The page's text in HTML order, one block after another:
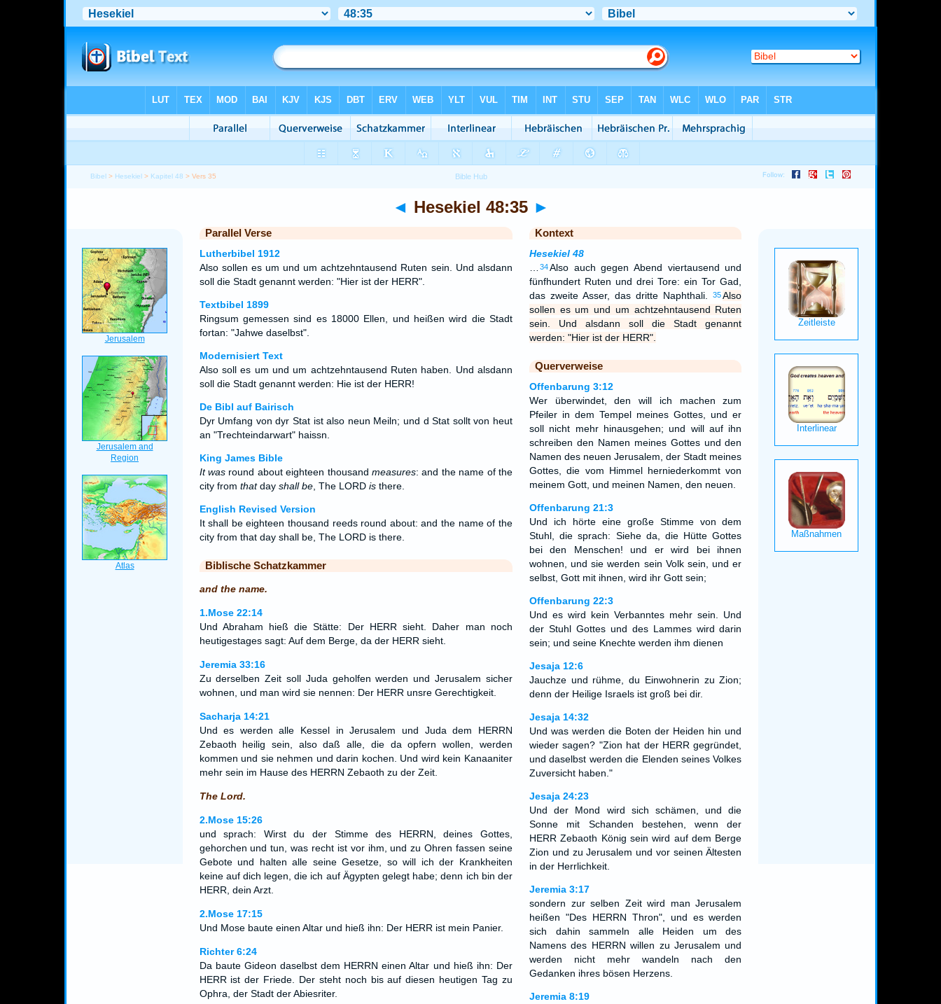
Bibel > Hesekiel > Kapitel 48 > Vers 35
◄ Hesekiel 48:35 ►
Parallel Verse
Lutherbibel 1912
Also sollen es um und um achtzehntausend Ruten sein. Und alsdann
soll die Stadt genannt werden: "Hier ist der HERR".
Textbibel 1899
Ringsum gemessen sind es 18000 Ellen, und heißen wird die Stadt
fortan: "Jahwe daselbst".
Modernisiert Text
Also soll es um und um achtzehntausend Ruten haben. Und alsdann
soll die Stadt genannt werden: Hie ist der HERR!
De Bibl auf Bairisch
Dyr Umfang von dyr Stat ist also neun Meiln; und d Stat sollt von heut
an "Trechteindarwart" haissn.
King James Bible
It wasround about eighteen thousand measures: and the name of the
city from thatday shall be, The LORD isthere.
English Revised Version
It shall be eighteen thousand reeds round about: and the name of the
city from that day shall be, The LORD is there.
Biblische Schatzkammer
and the name.
1.Mose 22:14
Und Abraham hieß die Stätte: Der HERR sieht. Daher man noch
heutigestages sagt: Auf dem Berge, da der HERR sieht.
Jeremia 33:16
Zu derselben Zeit soll Juda geholfen werden und Jerusalem sicher
wohnen, und man wird sie nennen: Der HERR unsre Gerechtigkeit.
Sacharja 14:21
Und es werden alle Kessel in Jerusalem und Juda dem HERRN
Zebaoth heilig sein, also daß alle, die da opfern wollen, werden
kommen und sie nehmen und darin kochen. Und wird kein Kanaaniter
mehr sein im Hause des HERRN Zebaoth zu der Zeit.
The Lord.
2.Mose 15:26
und sprach: Wirst du der Stimme des HERRN, deines Gottes,
gehorchen und tun, was recht ist vor ihm, und zu Ohren fassen seine
Gebote und halten alle seine Gesetze, so will ich der Krankheiten
keine auf dich legen, die ich auf Ägypten gelegt habe; denn ich bin der
HERR, dein Arzt.
2.Mose 17:15
Und Mose baute einen Altar und hieß ihn: Der HERR ist mein Panier.
Richter 6:24
Da baute Gideon daselbst dem HERRN einen Altar und hieß ihn: Der
HERR ist der Friede. Der steht noch bis auf diesen heutigen Tag zu
Ophra, der Stadt der Abiesriter.
Kontext
Hesekiel 48
34Also auch gegen Abend viertausend und
fünfhundert Ruten und drei Tore: ein Tor Gad,
das zweite Asser, das dritte Naphthali.
35 Also
sollen es um und um achtzehntausend Ruten
sein. Und alsdann soll die Stadt genannt
werden: "Hier ist der HERR".
Querverweise
Offenbarung 3:12
Wer überwindet, den will ich machen zum
Pfeiler in dem Tempel meines Gottes, und er
soll nicht mehr hinausgehen; und will auf ihn
schreiben den Namen meines Gottes und den
Namen des neuen Jerusalem, der Stadt meines
Gottes, die vom Himmel herniederkommt von
meinem Gott, und meinen Namen, den neuen.
Offenbarung 21:3
Und ich hörte eine große Stimme von dem
Stuhl, die sprach: Siehe da, die Hütte Gottes
bei den Menschen! und er wird bei ihnen
wohnen, und sie werden sein Volk sein, und er
selbst, Gott mit ihnen, wird ihr Gott sein;
Offenbarung 22:3
Und es wird kein Verbanntes mehr sein. Und
der Stuhl Gottes und des Lammes wird darin
sein; und seine Knechte werden ihm dienen
Jesaja 12:6
Jauchze und rühme, du Einwohnerin zu Zion;
denn der Heilige Israels ist groß bei dir.
Jesaja 14:32
Und was werden die Boten der Heiden hin und
wieder sagen? "Zion hat der HERR gegründet,
und daselbst werden die Elenden seines Volkes
Zuversicht haben."
Jesaja 24:23
Und der Mond wird sich schämen, und die
Sonne mit Schanden bestehen, wenn der
HERR Zebaoth König sein wird auf dem Berge
Zion und zu Jerusalem und vor seinen Ältesten
in der Herrlichkeit.
Jeremia 3:17
sondern zur selben Zeit wird man Jerusalem
heißen "Des HERRN Thron", und es werden
sich dahin sammeln alle Heiden um des
Namens des HERRN willen zu Jerusalem und
werden nicht mehr wandeln nach den
Gedanken ihres bösen Herzens.
Jeremia 8:19